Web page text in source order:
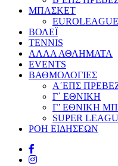
ΜΠΑΣΚΕΤ
EUROLEAGUE
ΒΟΛΕΪ
TENNIS
ΑΛΛΑ ΑΘΛΗΜΑΤΑ
EVENTS
ΒΑΘΜΟΛΟΓΙΕΣ
Α΄ΕΠΣ
Γ΄ ΕΘΝΙΚΗ
Γ’ ΕΘΝΙΚΗ
SUPER
ΡΟΗ ΕΙΔΗΣΕΩΝ